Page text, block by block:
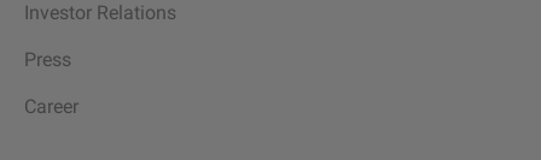
Investor Relations
Press
Career